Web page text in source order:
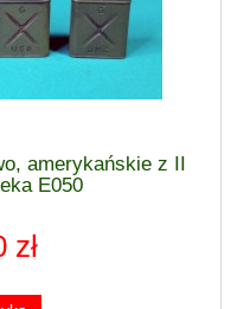
amerykańskie z II
E050
zł